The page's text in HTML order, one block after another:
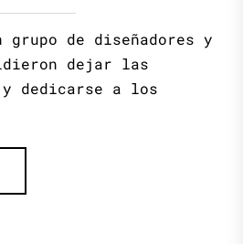
grupo de diseñadores y
dejar las
dedicarse a los